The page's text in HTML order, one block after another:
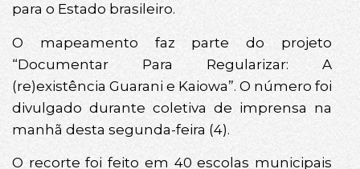
para o Estado brasileiro.
O mapeamento faz parte do projeto
“Documentar Para Regularizar: A
(re)existência Guarani e Kaiowa”. O número foi
divulgado durante coletiva de imprensa na
manhã desta segunda-feira (4).
O recorte foi feito em 40 escolas municipais